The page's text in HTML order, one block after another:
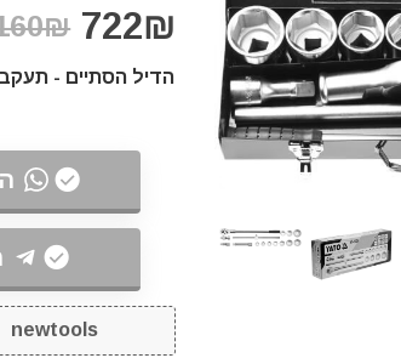
722₪
הדיל הסתיים -
newtools